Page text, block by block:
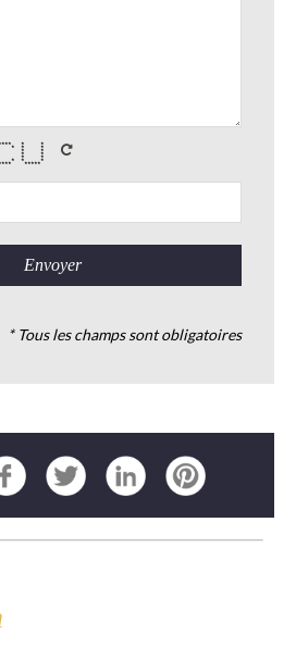
* *
* *
* *
* * *
* * *
* *
*****
* Tous les champs sont obligatoires